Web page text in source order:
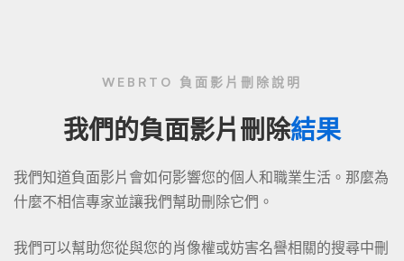
WEBRTO 負面影片刪除說明
我們的負面影片刪除結果
我們知道負面影片會如何影響您的個人和職業生活。那麼為
什麼不相信專家並讓我們幫助刪除它們。
我們可以幫助您從與您的肖像權或妨害名譽相關的搜尋中刪